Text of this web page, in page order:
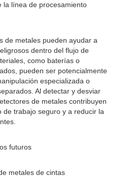
la línea de procesamiento
de metales pueden ayudar a
dentro del flujo de
como baterías o
pueden ser potencialmente
especializada o
Al detectar y desviar
de metales contribuyen
de trabajo seguro y a reducir la
futuros
metales de cintas